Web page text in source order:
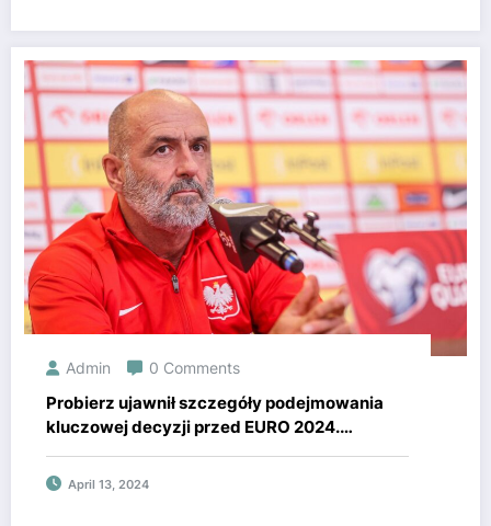
Admin 0 Comments
Probierz ujawnił szczegóły podejmowania
kluczowej decyzji przed EURO 2024.
Wszystko miało się odbyć inaczej.
April 13, 2024